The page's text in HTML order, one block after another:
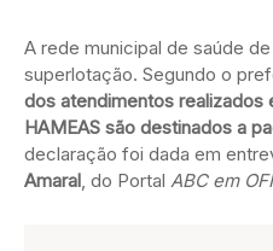
A rede municipal de saúde de
superlotação. Segundo o
dos atendimentos realizados
HAMEAS são destinados a
declaração foi dada em
Amaral, do Portal ABC em